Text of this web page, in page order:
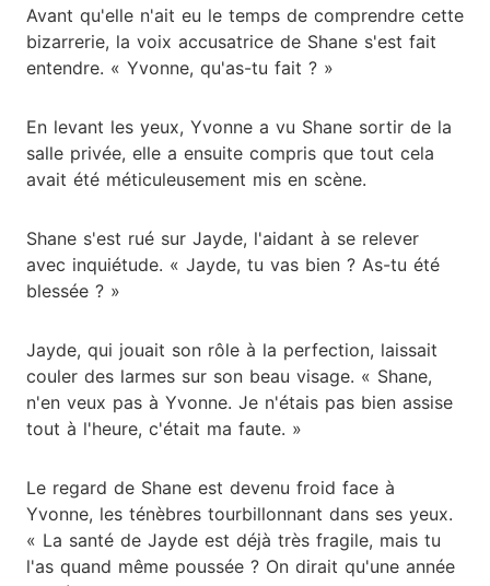
Avant qu'elle n'ait eu le temps de comprendre cette
bizarrerie, la voix accusatrice de Shane s'est fait
entendre. « Yvonne, qu'as-tu fait ? »
En levant les yeux, Yvonne a vu Shane sortir de la
salle privée, elle a ensuite compris que tout cela
avait été méticuleusement mis en scène.
Shane s'est rué sur Jayde, l'aidant à se relever
avec inquiétude. « Jayde, tu vas bien ? As-tu été
blessée ? »
Jayde, qui jouait son rôle à la perfection, laissait
couler des larmes sur son beau visage. « Shane,
n'en veux pas à Yvonne. Je n'étais pas bien assise
tout à l'heure, c'était ma faute. »
Le regard de Shane est devenu froid face à
Yvonne, les ténèbres tourbillonnant dans ses yeux.
« La santé de Jayde est déjà très fragile, mais tu
l'as quand même poussée ? On dirait qu'une année